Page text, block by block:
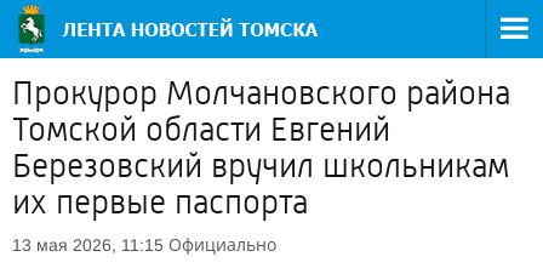
Прокурор Молчановского района
Томской области Евгений
Березовский вручил школьникам
их первые паспорта
13 мая 2026, 11:15 Официально